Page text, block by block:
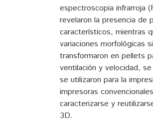
espectroscopia infrarroja
revelaron la presencia de
característicos, mientras
variaciones morfológicas
transformaron en pellets
ventilación y velocidad,
se utilizaron para la
impresoras
caracterizarse y
3D.